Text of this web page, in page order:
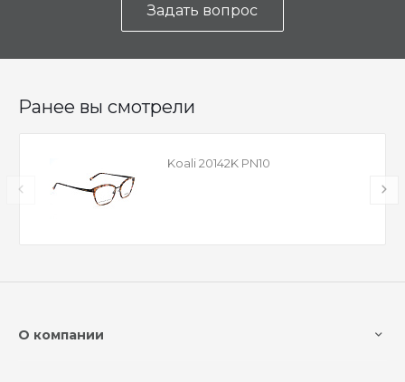
Задать вопрос
Ранее вы смотрели
Koali 20142K PN10
О компании